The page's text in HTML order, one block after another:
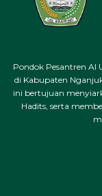
Pondok Pesantren Al
di Kabupaten
ini bertujuan
Hadits, serta